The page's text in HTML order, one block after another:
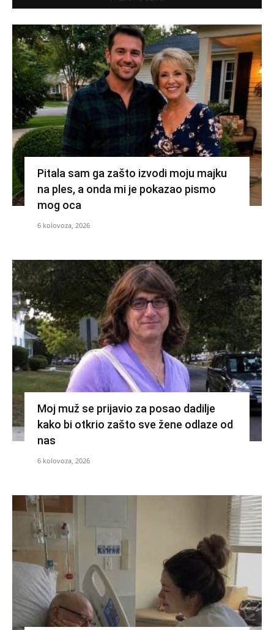
Pitala sam ga zašto izvodi moju majku
na ples, a onda mi je pokazao pismo
mog oca
6 kolovoza, 2026
Moj muž se prijavio za posao dadilje
kako bi otkrio zašto sve žene odlaze od
nas
6 kolovoza, 2026